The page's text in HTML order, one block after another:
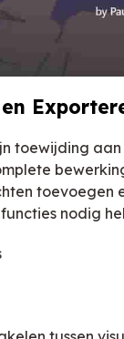
toewijding
nodig